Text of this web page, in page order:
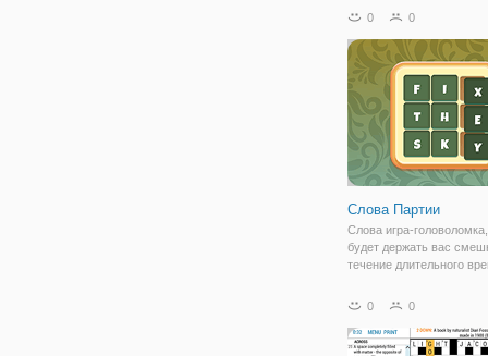
холодильнику, но там
Мышонок приготовился
как тут же увидел ещё
ловушек и спящего
0 0
Слова Партии
Слова игра-
будет держать вас
течение длительного
нужном месте и сделать
0 0